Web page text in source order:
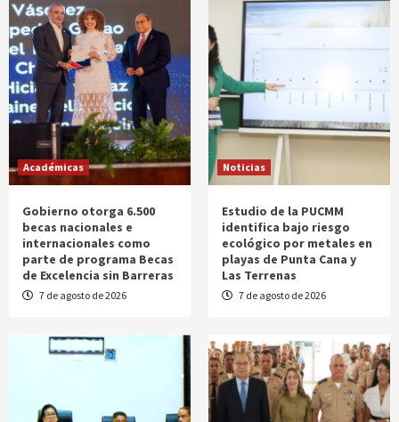
Académicas
Gobierno otorga 6.500
becas nacionales e
internacionales como
parte de programa Becas
de Excelencia sin Barreras
7 de agosto de 2026
Noticias
Estudio de la PUCMM
identifica bajo riesgo
ecológico por metales en
playas de Punta Cana y
Las Terrenas
7 de agosto de 2026